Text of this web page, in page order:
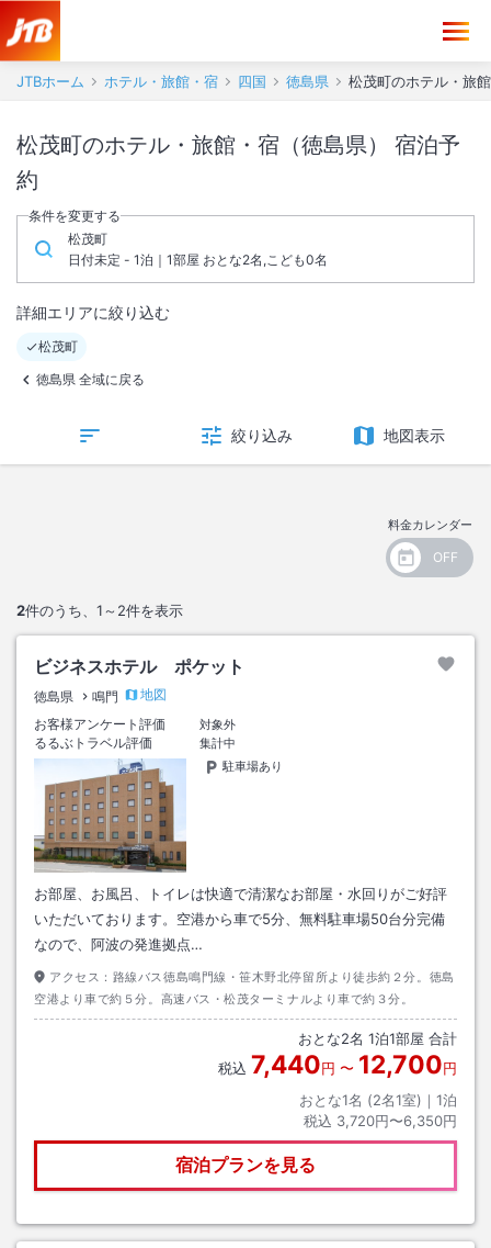
JTBホーム ホテル・旅館・宿 四国 徳島県 松茂町のホテル・旅
松茂町のホテル・旅館・宿（徳島県） 宿泊予
約
条件を変更する
松茂町
日付未定 - 1泊｜1部屋 おとな2名,こども0名
詳細エリアに絞り込む
松茂町
徳島県 全域に戻る
絞り込み 地図表示
料金カレンダー
2件のうち、 1～2件を表示
ビジネスホテル ポケット
徳島県 鳴門
地図
お客様アンケート評価
対象外
るるぶトラベル評価
集計中
駐車場あり
お部屋、お風呂、トイレは快適で清潔なお部屋・水回りがご好評
いただいております。空港から車で5分、無料駐車場50台分完備
なので、阿波の発進拠点…
アクセス： 路線バス徳島鳴門線・笹木野北停留所より徒歩約２分。徳島
空港より車で約５分。高速バス・松茂ターミナルより車で約３分。
おとな2名 1泊1部屋 合計
税込 7,440円 〜 12,700円
おとな1名 (2名1室)｜ 1泊
税込 3,720円〜6,350円
宿泊プランを見る